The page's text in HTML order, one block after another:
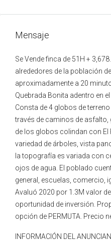
Mensaje
Se Vende finca de 51H +
alrededores de la población
aproximadamente a 20
Quebrada Bonita adentro en el
Consta de 4 globos de
través de caminos de asfalto,
de los globos colindan con El
variedad de árboles, vista
la topografía es variada con
ojos de agua. El poblado
general, escuelas, comercio,
Avaluó 2020 por 1.3M valor
oportunidad de inversión.
opción de PERMUTA. Precio
INFORMACIÓN DEL